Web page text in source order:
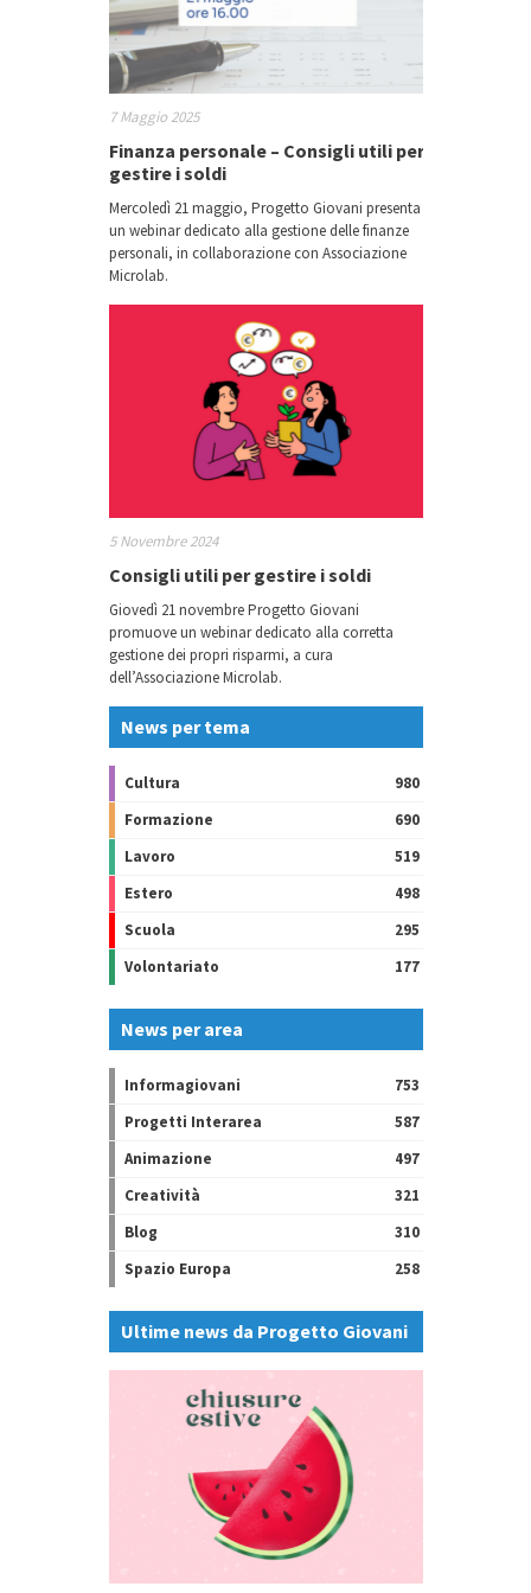
7 Maggio 2025
Finanza personale – Consigli utili per
gestire i soldi
Mercoledì 21 maggio, Progetto Giovani presenta
un webinar dedicato alla gestione delle finanze
personali, in collaborazione con Associazione
Microlab.
5 Novembre 2024
Consigli utili per gestire i soldi
Giovedì 21 novembre Progetto Giovani
promuove un webinar dedicato alla corretta
gestione dei propri risparmi, a cura
dell’Associazione Microlab.
News per tema
Cultura
980
Formazione
690
Lavoro
519
Estero
498
Scuola
295
Volontariato
177
News per area
Informagiovani
753
Progetti Interarea
587
Animazione
497
Creatività
321
Blog
310
Spazio Europa
258
Ultime news da Progetto Giovani